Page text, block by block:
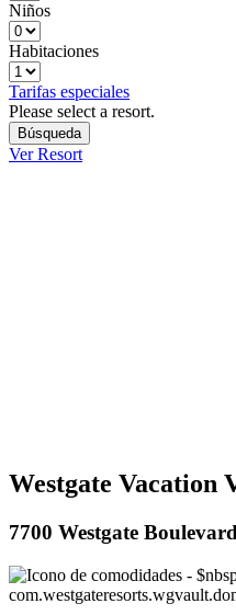
Niños
Habitaciones
Tarifas especiales
Please select a resort.
Ver Resort
Westgate Vacation
7700 Westgate